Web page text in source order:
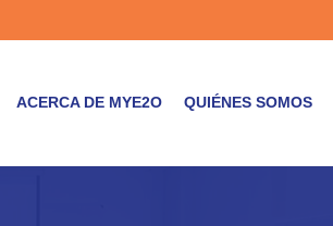
ACERCA DE MYE2O QUIÉNES SOMOS